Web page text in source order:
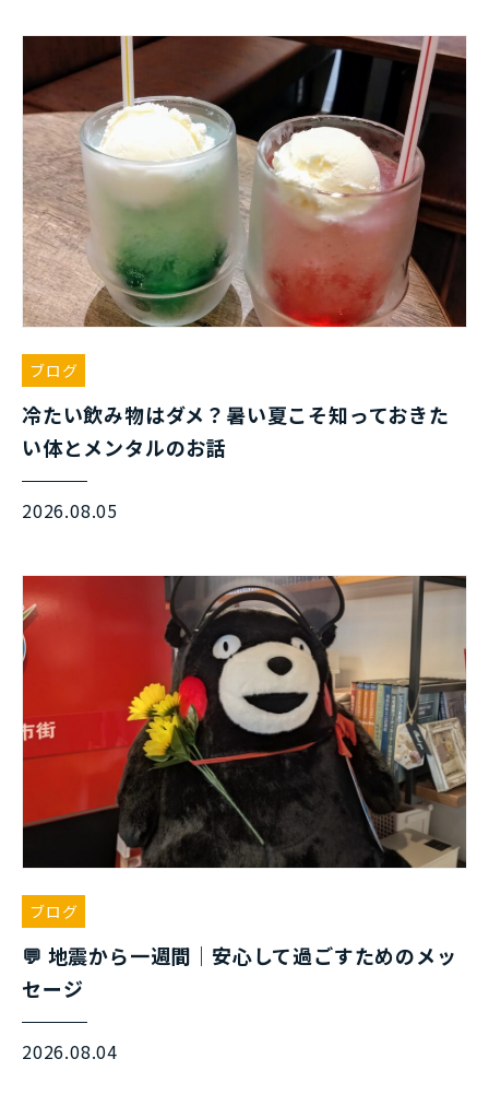
ブログ
冷たい飲み物はダメ？暑い夏こそ知っておきた
い体とメンタルのお話
2026.08.05
ブログ
💬 地震から一週間｜安心して過ごすためのメッ
セージ
2026.08.04